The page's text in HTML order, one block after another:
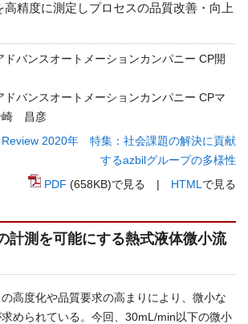
高精度に測定しプロセスの品質改善・向上
ドバンスオートメーションカンパニー CP開
ドバンスオートメーションカンパニー CPマ
崎 昌彦
Review 2020年 特集：社会課題の解決に貢献
するazbilグループの多様性
PDF (658KB)で見る | HTML で見る
計測を可能にする熱式液体微小流
高度化や品質要求の高まりにより、微小な
められている。今回、30mL/min以下の微小